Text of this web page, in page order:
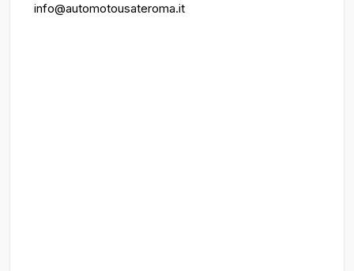
info@automotousateroma.it